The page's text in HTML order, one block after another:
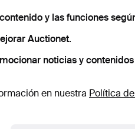
CÁMARA, Kiev
y las funciones
Auctionet.
noticias y
en nuestra Política